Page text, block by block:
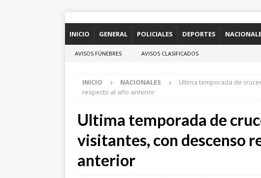
INICIO GENERAL POLICIALES DEPORTES
AVISOS FÚNEBRES AVISOS CLASIFICADOS
INICIO NACIONALES
Ultima temporada de
respecto al año anterior
Ultima temporada de
visitantes, con descenso
anterior